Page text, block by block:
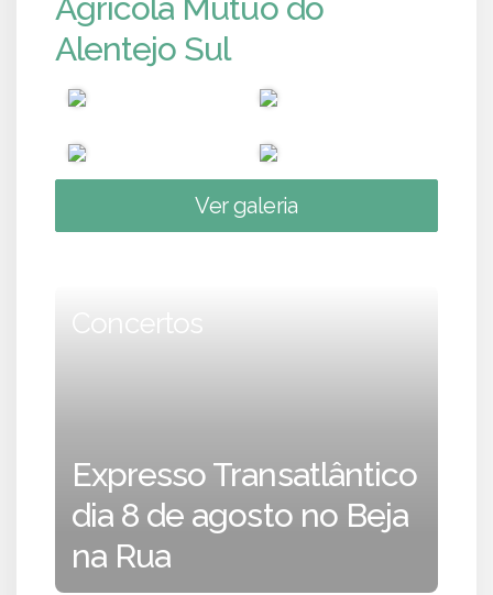
Agrícola Mútuo do
Alentejo Sul
Ver galeria
Concertos
Expresso Transatlântico
dia 8 de agosto no Beja
na Rua